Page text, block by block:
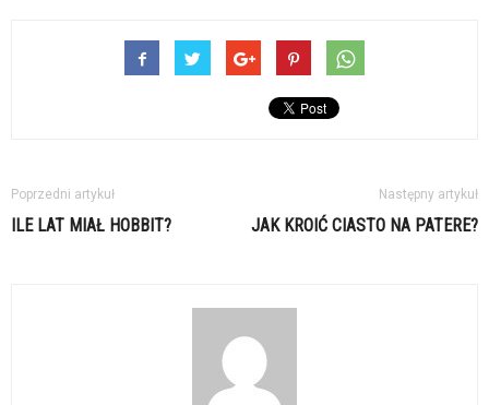
Poprzedni artykuł
ILE LAT MIAŁ HOBBIT?
Następny artykuł
JAK KROIĆ CIASTO NA PATERE?